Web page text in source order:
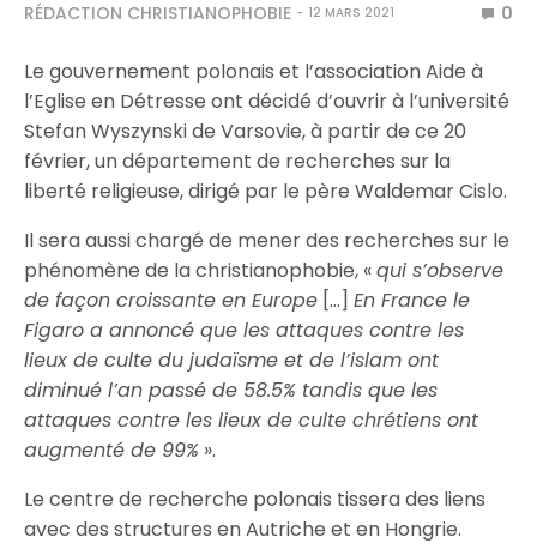
RÉDACTION CHRISTIANOPHOBIE 12 MARS 2021 0
Le gouvernement polonais et l’association Aide à
l’Eglise en Détresse ont décidé d’ouvrir à l’université
Stefan Wyszynski de Varsovie, à partir de ce 20
février, un département de recherches sur la
liberté religieuse, dirigé par le père Waldemar Cislo.
Il sera aussi chargé de mener des recherches sur le
phénomène de la christianophobie, «qui s’observe
de façon croissante en Europe […]En France le
Figaro a annoncé que les attaques contre les
lieux de culte du judaïsme et de l’islam ont
diminué l’an passé de 58.5% tandis que les
attaques contre les lieux de culte chrétiens ont
augmenté de 99% ».
Le centre de recherche polonais tissera des liens
avec des structures en Autriche et en Hongrie.